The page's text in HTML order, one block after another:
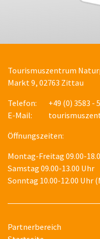
Tourismuszentrum
Markt 9, 02763 Zittau
Telefon:
+49 (0) 3583 -
E-Mail:
Öffnungszeiten:
Montag-Freitag 09.00-
Samstag 09.00-13.00 Uhr
Sonntag 10.00-12.00 Uhr
Partnerbereich